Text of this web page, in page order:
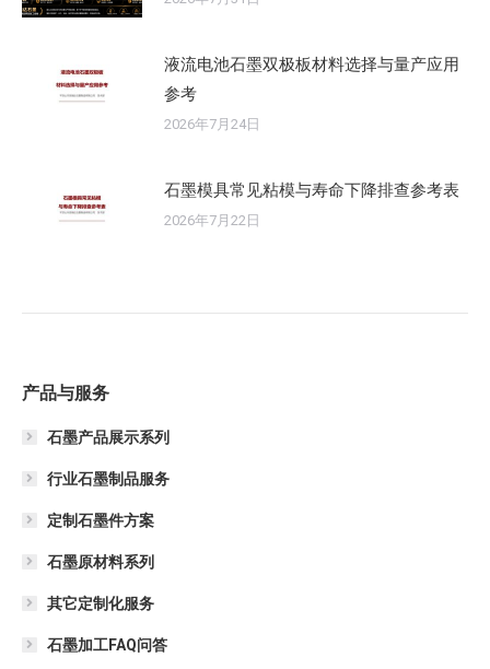
液流电池石墨双极板材料选择与量产应用
参考
2026年7月24日
石墨模具常见粘模与寿命下降排查参考表
2026年7月22日
产品与服务
石墨产品展示系列
行业石墨制品服务
定制石墨件方案
石墨原材料系列
其它定制化服务
石墨加工FAQ问答